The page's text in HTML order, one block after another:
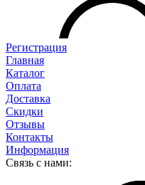
Регистрация
Главная
Каталог
Оплата
Доставка
Скидки
Отзывы
Контакты
Информация
Связь с нами: